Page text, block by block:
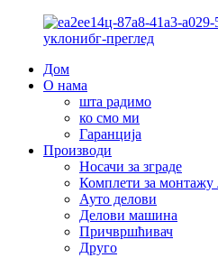
Дом
О нама
шта радимо
ко смо ми
Гаранција
Производи
Носачи за зграде
Комплети за монтажу
Ауто делови
Делови машина
Причвршћивач
Друго